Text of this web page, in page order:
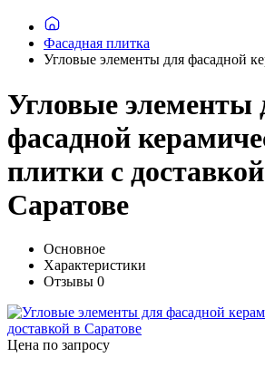
Фасадная плитка
Угловые элементы для фасадной
Угловые элементы
фасадной
плитки с
Саратове
Основное
Характеристики
Отзывы 0
Цена по запросу